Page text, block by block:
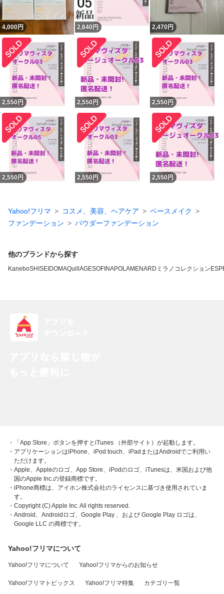
4,000円 2,640 円 2,470円
2,550円 2,550円 2,550円
2,550円 2,550円 2,550円
Yahoo!フリマ コスメ、美容、ヘアケア
ベースメイク
ファンデーション
パウダーファンデーション
他のブランドから探す
KaneboSHISEIDOMAQuillAGESOFINAPOLAMENARD ミラノコレクション
・「App Store」ボタンを押すとiTunes （外部サイト）が起動します。
・アプリケーションはiPhone、iPod touch、iPadまたはAndroidでご利用い
ただけます。
・Apple、Appleのロゴ、App Store、iPodのロゴ、iTunesは、米国および他
国のApple Inc.の登録商標です。
・iPhone商標は、アイホン株式会社のライセンスに基づき使用されていま
す。
・Copyright (C) Apple Inc. All rights reserved.
・Android、Androidロゴ、Google Play 、および Google Play ロゴは、
Google LLC の商標です。
Yahoo!フリマについて
Yahoo!フリマについて Yahoo!フリマからのお知らせ
Yahoo!フリマトピックス Yahoo!フリマ特集 カテゴリ一覧